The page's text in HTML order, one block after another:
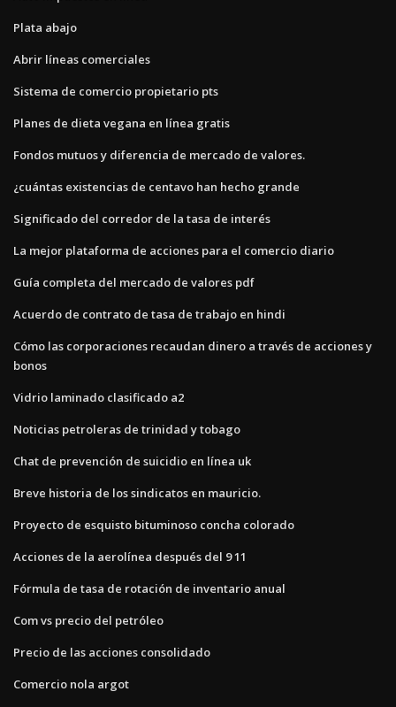
Plata abajo
Abrir líneas comerciales
Sistema de comercio propietario pts
Planes de dieta vegana en línea gratis
Fondos mutuos y diferencia de mercado de valores.
¿cuántas existencias de centavo han hecho grande
Significado del corredor de la tasa de interés
La mejor plataforma de acciones para el comercio diario
Guía completa del mercado de valores pdf
Acuerdo de contrato de tasa de trabajo en hindi
Cómo las corporaciones recaudan dinero a través de acciones y
bonos
Vidrio laminado clasificado a2
Noticias petroleras de trinidad y tobago
Chat de prevención de suicidio en línea uk
Breve historia de los sindicatos en mauricio.
Proyecto de esquisto bituminoso concha colorado
Acciones de la aerolínea después del 9 11
Fórmula de tasa de rotación de inventario anual
Com vs precio del petróleo
Precio de las acciones consolidado
Comercio nola argot